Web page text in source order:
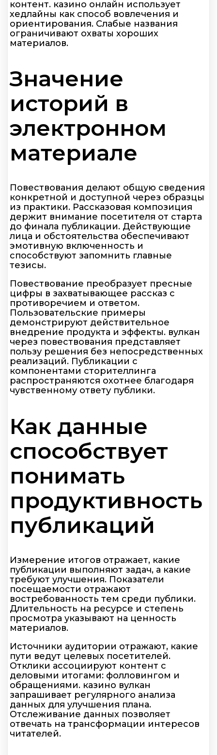
контент. казино онлайн использует
хедлайны как способ вовлечения и
ориентирования. Слабые названия
ограничивают охваты хороших
материалов.
Значение
историй в
электронном
материале
Повествования делают общую сведения
конкретной и доступной через образцы
из практики. Рассказовая композиция
держит внимание посетителя от старта
до финала публикации. Действующие
лица и обстоятельства обеспечивают
эмотивную включенность и
способствуют запомнить главные
тезисы.
Повествование преобразует пресные
цифры в захватывающее рассказ с
противоречием и ответом.
Пользовательские примеры
демонстрируют действительное
внедрение продукта и эффекты. вулкан
через повествования представляет
пользу решения без непосредственных
реализаций. Публикации с
компонентами сторителлинга
распространяются охотнее благодаря
чувственному ответу публики.
Как данные
способствует
понимать
продуктивность
публикаций
Измерение итогов отражает, какие
публикации выполняют задач, а какие
требуют улучшения. Показатели
посещаемости отражают
востребованность тем среди публики.
Длительность на ресурсе и степень
просмотра указывают на ценность
материалов.
Источники аудитории отражают, какие
пути ведут целевых посетителей.
Отклики ассоциируют контент с
деловыми итогами: фолловингом и
обращениями. казино вулкан
запрашивает регулярного анализа
данных для улучшения плана.
Отслеживание данных позволяет
отвечать на трансформации интересов
читателей.